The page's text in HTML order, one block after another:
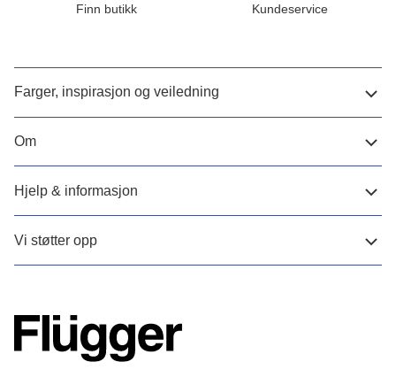
Finn butikk Kundeservice
Farger, inspirasjon og veiledning
Om
Hjelp & informasjon
Vi støtter opp